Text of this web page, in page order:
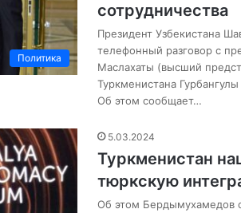
Политика
сотрудничества
Президент Узбекистана
телефонный разговор с
Маслахаты (высший
Туркменистана
Об этом сообщает…
5.03.2024
Туркменистан
тюркскую
Об этом Бердымухамедов